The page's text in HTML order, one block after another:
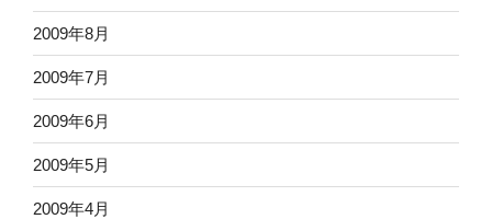
2009年8月
2009年7月
2009年6月
2009年5月
2009年4月